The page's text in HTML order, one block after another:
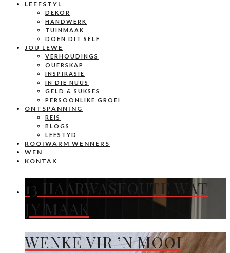
LEEFSTYL
DEKOR
HANDWERK
TUINMAAK
DOEN DIT SELF
JOU LEWE
VERHOUDINGS
OUERSKAP
INSPIRASIE
IN DIE NUUS
GELD & SUKSES
PERSOONLIKE GROEI
ONTSPANNING
REIS
BLOGS
LEESTYD
ROOIWARM WENNERS
WEN
KONTAK
13 HAARWASFOUTE WAT
JY MAAK
WENKE VIR ’N MOOI